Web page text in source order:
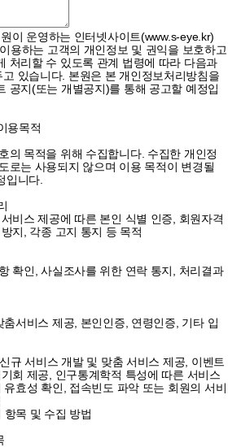
이 운영하는 인터넷사이트(www.s-eye.kr)
용하는 고객의 개인정보 및 권익을 보호하고
처리할 수 있도록 관계 법령에 따라 다음과
있습니다. 본원은 본 개인정보처리방침을
공지(또는 개별공지)를 통해 공고할 예정입
용목적
의 목적을 위해 수집합니다. 수집한 개인정
로는 사용되지 않으며 이용 목적이 변경될
입니다.
비스 제공에 따른 본인 식별 인증, 회원자격
지, 각종 고지 통지 등 목적
확인, 사실조사를 위한 연락 통지, 처리결과
서비스 제공, 본인인증, 연령인증, 기타 입
신규 서비스 개발 및 맞춤 서비스 제공, 이벤트
회 제공, 인구통계학적 특성에 따른 서비스
효성 확인, 접속빈도 파악 또는 회원의 서비
목 및 수집 방법